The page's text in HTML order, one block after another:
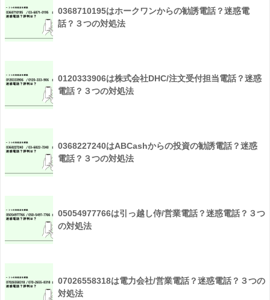
0368710195はホークワンからの勧誘電話？迷惑電
話？３つの対処法
0120333906は株式会社DHC/注文受付担当電話？迷惑
電話？３つの対処法
0368227240はABCashからの投資の勧誘電話？迷惑
電話？３つの対処法
05054977766は引っ越し侍/営業電話？迷惑電話？３つ
の対処法
07026558318は電力会社/営業電話？迷惑電話？３つの
対処法